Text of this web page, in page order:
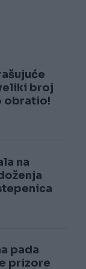
broj
obratio!
na
pada
prizore